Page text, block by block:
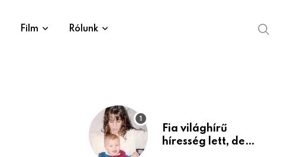
Film Rólunk
Fia világhírű
híresség lett, de